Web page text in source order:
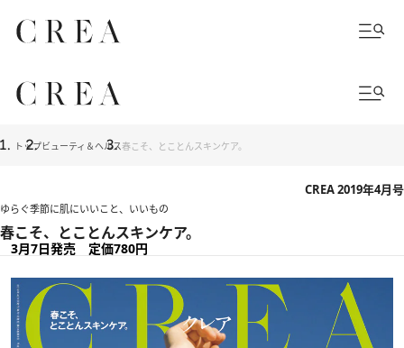
トップビューティ＆ヘルス春こそ、とことんスキンケア。
CREA 2019年4月号
ゆらぐ季節に肌にいいこと、いいもの
春こそ、とことんスキンケア。
3月7日発売 定価780円